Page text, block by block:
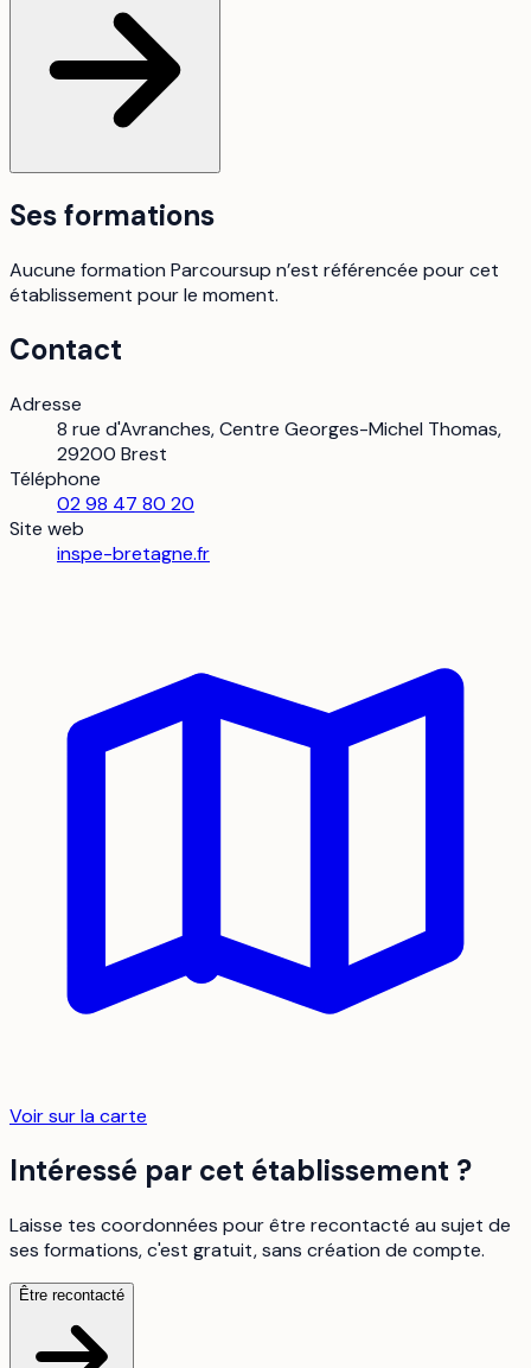
Ses formations
Aucune formation Parcoursup n’est référencée pour cet
établissement pour le moment.
Contact
Adresse
8 rue d'Avranches, Centre Georges-Michel Thomas,
29200 Brest
Téléphone
02 98 47 80 20
Site web
inspe-bretagne.fr
Voir sur la carte
Intéressé par cet établissement ?
Laisse tes coordonnées pour être recontacté au sujet de
ses formations, c'est gratuit, sans création de compte.
Être recontacté